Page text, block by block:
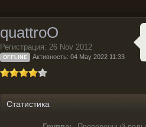
quattroO
Регистрация: 26 Nov 2012
OFFLINE Активность: 04 May 2022 11:33
Статистика